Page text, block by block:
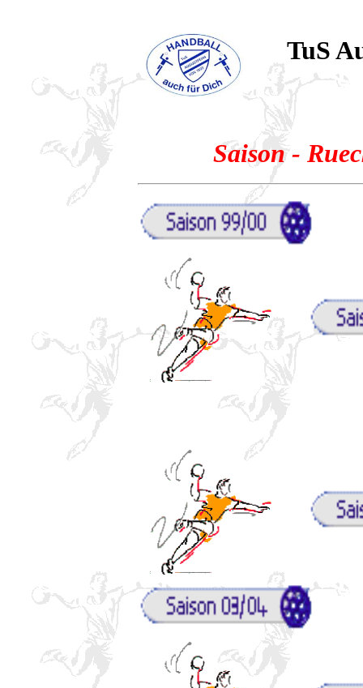
TuS
Saison -